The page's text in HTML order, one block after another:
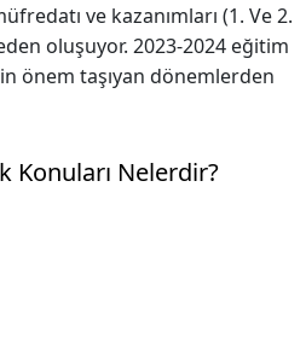
ve kazanımları (1. Ve 2.
oluşuyor. 2023-2024 eğitim
önem taşıyan dönemlerden
Konuları Nelerdir?